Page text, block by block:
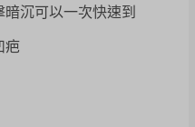
沉可以一次快速到
疤